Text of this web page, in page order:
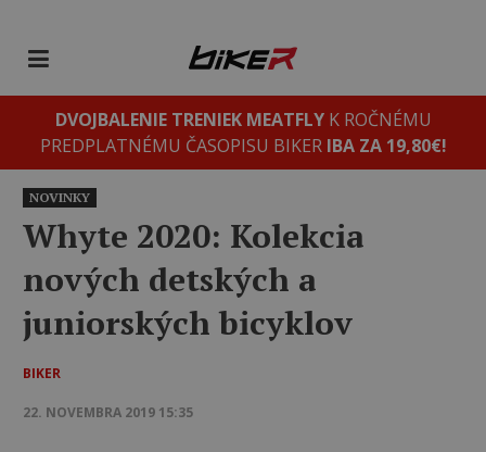
DVOJBALENIE TRENIEK MEATFLYK ROČNÉMU
PREDPLATNÉMU ČASOPISU BIKER IBA ZA 19,80€!
NOVINKY
Whyte 2020: Kolekcia
nových detských a
juniorských bicyklov
BIKER
22. NOVEMBRA 2019 15:35